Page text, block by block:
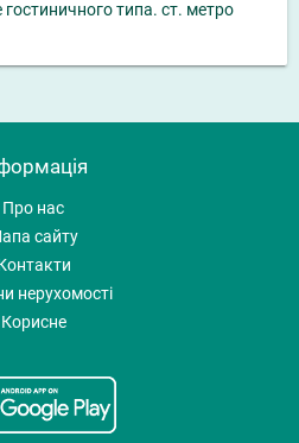
типа. ст. метро
Про нас
сайту
нерухомості
Корисне